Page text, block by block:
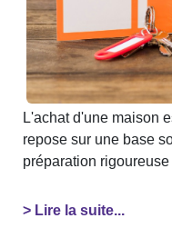
L'achat d'une maison
repose sur une base
préparation
> Lire la suite...